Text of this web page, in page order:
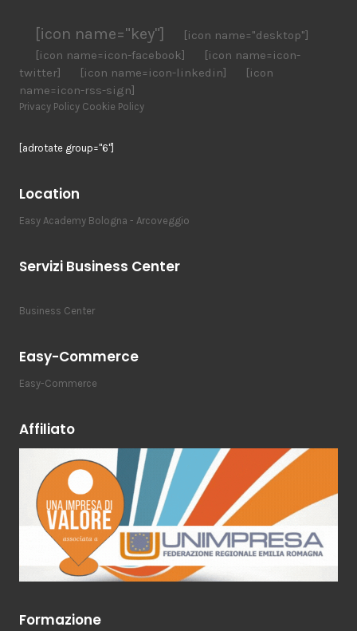
[icon name="key"]
[icon name="desktop"]
[icon name=icon-facebook]
[icon name=icon-
twitter]
[icon name=icon-linkedin]
[icon
name=icon-rss-sign]
Privacy Policy Cookie Policy
[adrotate group="6"]
Location
Easy Academy Bologna - Arcoveggio
Servizi Business Center
Business Center
Easy-Commerce
Easy-Commerce
Affiliato
Formazione